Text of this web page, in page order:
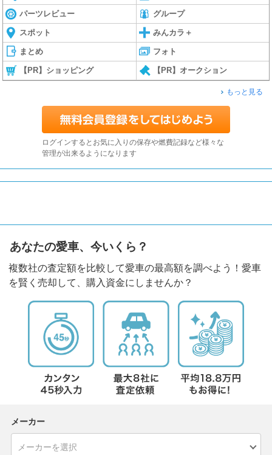
パーツレビュー グループ
スポット みんカラ＋
まとめ フォト
【PR】ショッピング 【PR】オークション
もっと見る
ログインするとお気に入りの保存や燃費記録など様々な
管理が出来るようになります
あなたの愛車、今いくら？
複数社の査定額を比較して愛車の最高額を調べよう！愛車
を賢く売却して、購入資金にしませんか？
メーカー